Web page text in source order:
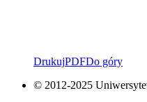
DrukujPDFDo góry
© 2012-2025